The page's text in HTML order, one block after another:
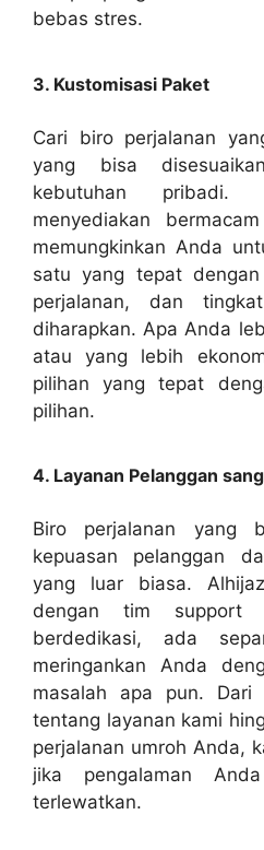
bebas stres.
3. Kustomisasi Paket
Cari biro perjalanan
yang bisa
kebutuhan pribadi.
menyediakan
memungkinkan Anda
satu yang tepat
perjalanan, dan
diharapkan. Apa Anda
atau yang lebih
pilihan yang tepat
pilihan.
4. Layanan Pelanggan
Biro perjalanan yang
kepuasan pelanggan
yang luar biasa.
dengan tim support
berdedikasi, ada
meringankan Anda
masalah apa pun.
tentang layanan kami
perjalanan umroh Anda,
jika pengalaman
terlewatkan.